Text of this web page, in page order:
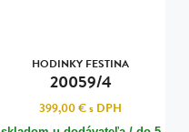
HODINKY FESTINA
20059/4
399,00 €s DPH